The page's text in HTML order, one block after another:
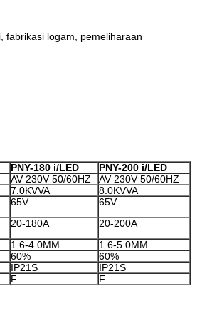
fabrikasi logam, pemeliharaan
PNY-180 i/LED
PNY-200 i/LED
AV 230V 50/60HZ
AV 230V 50/60HZ
7.0KVVA
8.0KVVA
65V
65V
20-180A
20-200A
1.6-4.0MM
1.6-5.0MM
60%
60%
IP21S
IP21S
F F